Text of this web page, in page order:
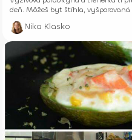
deň. Môžeš byť štíhla,
Nika Klasko